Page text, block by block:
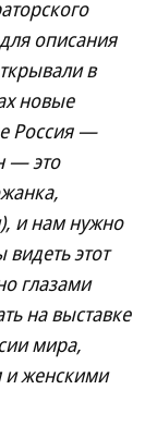
описания
в
новые
Россия —
— это
и нам нужно
этот
глазами
на выставке
мира,
женскими